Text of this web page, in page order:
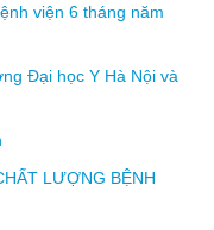
viện 6 tháng năm
Đại học Y Hà Nội và
LƯỢNG BỆNH